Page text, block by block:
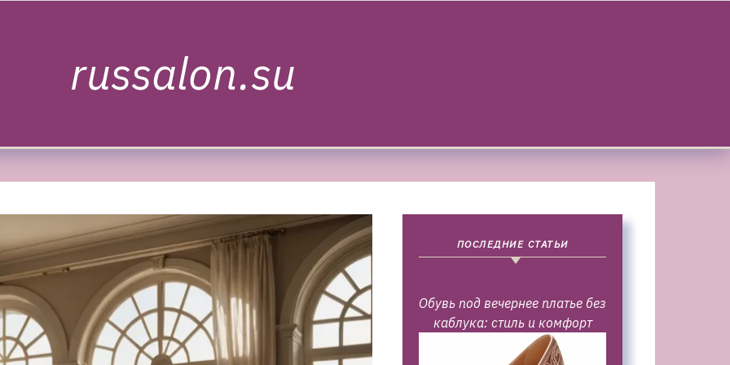
russalon.su
ПОСЛЕДНИЕ СТАТЬИ
Обувь под вечернее платье без
каблука: стиль и комфорт